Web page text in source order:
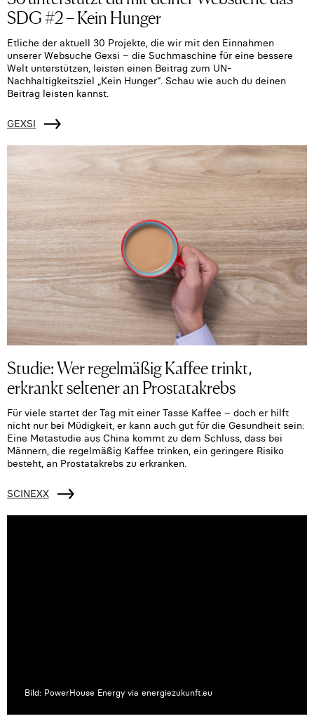
SDG #2 – Kein Hunger
Etliche der aktuell 30 Projekte, die wir mit den Einnahmen
unserer Websuche Gexsi – die Suchmaschine für eine bessere
Welt unterstützen, leisten einen Beitrag zum UN-
Nachhaltigkeitsziel „Kein Hunger“. Schau wie auch du deinen
Beitrag leisten kannst.
GEXSI
Studie: Wer regelmäßig Kaffee trinkt,
erkrankt seltener an Prostatakrebs
Für viele startet der Tag mit einer Tasse Kaffee – doch er hilft
nicht nur bei Müdigkeit, er kann auch gut für die Gesundheit sein:
Eine Metastudie aus China kommt zu dem Schluss, dass bei
Männern, die regelmäßig Kaffee trinken, ein geringere Risiko
besteht, an Prostatakrebs zu erkranken.
SCINEXX
Bild: PowerHouse Energy via energiezukunft.eu